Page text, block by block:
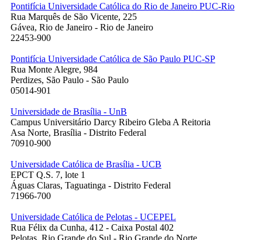
Pontifícia Universidade Católica do Rio de Janeiro PUC-Rio
Rua Marquês de São Vicente, 225
Gávea, Rio de Janeiro - Rio de Janeiro
22453-900
Pontifícia Universidade Católica de São Paulo PUC-SP
Rua Monte Alegre, 984
Perdizes, São Paulo - São Paulo
05014-901
Universidade de Brasília - UnB
Campus Universitário Darcy Ribeiro Gleba A Reitoria
Asa Norte, Brasília - Distrito Federal
70910-900
Universidade Católica de Brasília - UCB
EPCT Q.S. 7, lote 1
Águas Claras, Taguatinga - Distrito Federal
71966-700
Universidade Católica de Pelotas - UCEPEL
Rua Félix da Cunha, 412 - Caixa Postal 402
Pelotas, Rio Grande do Sul - Rio Grande do Norte